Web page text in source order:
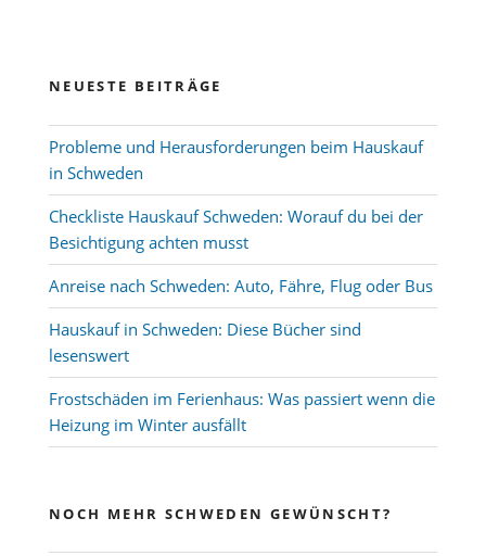
NEUESTE BEITRÄGE
Probleme und Herausforderungen beim Hauskauf
in Schweden
Checkliste Hauskauf Schweden: Worauf du bei der
Besichtigung achten musst
Anreise nach Schweden: Auto, Fähre, Flug oder Bus
Hauskauf in Schweden: Diese Bücher sind
lesenswert
Frostschäden im Ferienhaus: Was passiert wenn die
Heizung im Winter ausfällt
NOCH MEHR SCHWEDEN GEWÜNSCHT?